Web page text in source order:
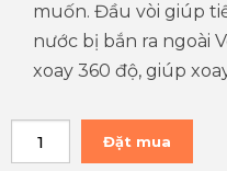
Đặt mua
muốn. Đầu vòi giúp
nước bị bắn ra ngoài
xoay 360 độ, giúp